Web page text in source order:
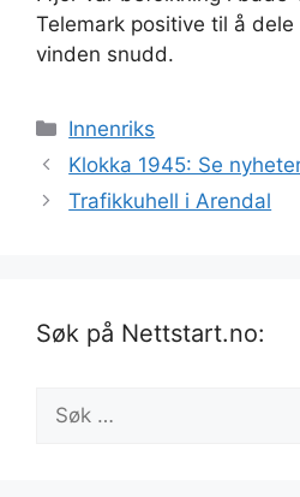
Telemark positive til å
vinden snudd.
Kategorier
Innenriks
Klokka 1945: Se
Trafikkuhell i Arendal
Søk på Nettstart.no:
etter: